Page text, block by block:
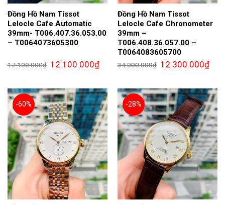
Đồng Hồ Nam Tissot
Lelocle Cafe Automatic
39mm- T006.407.36.053.00
– T0064073605300
17.100.000₫ Giá
gốc
12.100.000₫Giá
hiện
12.100.000₫.
Đồng Hồ Nam Tissot
Lelocle Cafe Chronometer
39mm –
T006.408.36.057.00 –
T0064083605700
34.000.000₫ Giá
gốc
12.300.000₫Giá
hiện
-60%
-28%